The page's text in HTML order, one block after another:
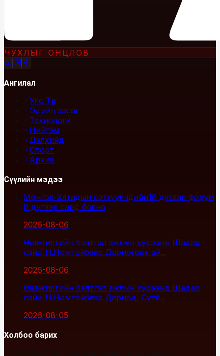
ЧУХЛЫГ ОНЦЛОВ
Ангилал
Улс Төр
Эдийн засаг
Технологи
Нийгэм
Дэлхийд
Спорт
Архив
Сүүлийн мэдээ
Монгол-Хятадын сэтгүүлчдийн16 дугаар форум
9 дүгээр сард болно
2026-08-06
Өвөлжилтийн бэлтгэл ажлын хүрээнд Шадар
сайд Н.Номтойбаяр Дорноговь ай...
2026-08-06
Өвөлжилтийн бэлтгэл ажлын хүрээнд Шадар
сайд Н.Номтойбаяр Дорнод, Сүхб...
2026-08-05
Холбоо барих